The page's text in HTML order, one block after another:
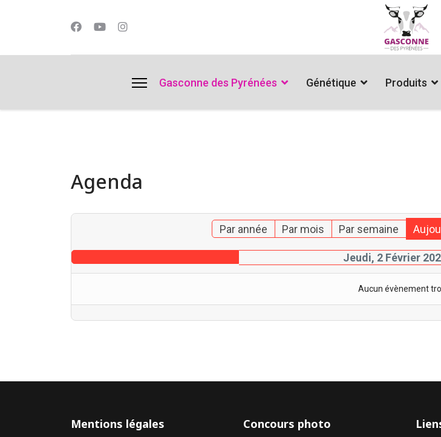
Gasconne des Pyrénées Génétique Produits
Agenda
Par année Par mois Par semaine
Jeudi, 2 Février
Aucun évènement
Mentions légales Concours photo